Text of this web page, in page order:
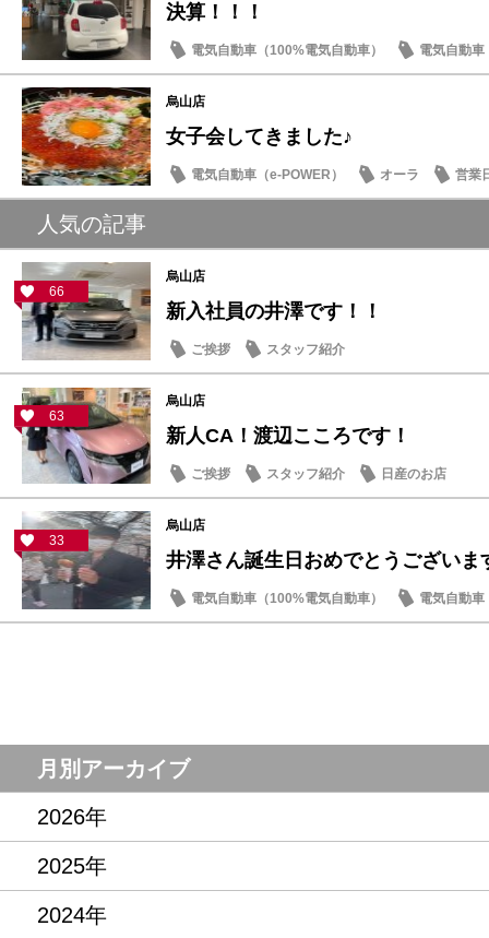
決算！！！
電気自動車（100%電気自動車）
電気自動車
オーラ
キックス
烏山店
女子会してきました♪
電気自動車（e-POWER） オーラ
営業
日常の出来事
人気の記事
66
烏山店
新入社員の井澤です！！
ご挨拶 スタッフ紹介
63
烏山店
新人CA！渡辺こころです！
ご挨拶 スタッフ紹介 日産のお店
33
烏山店
井澤さん誕生日おめでとうございま
電気自動車（100%電気自動車）
電気自動車
ノート
オーラ
月別アーカイブ
2026年
2025年
2024年